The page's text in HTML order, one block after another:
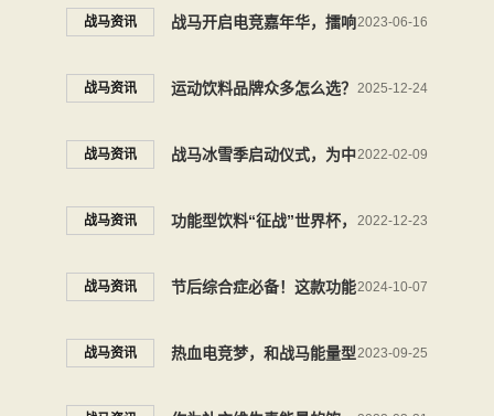
燃，展示能量饮料“中国名
战马资讯 战马开启电竞嘉年华，擂响
夏日第一声战鼓
2023-06-16
战马资讯 运动饮料品牌众多怎么选？
这罐运动饮料解锁冬日滑雪
2025-12-24
战马资讯 战马冰雪季启动仪式，为中
国冰雪发展延续希望的火种
2022-02-09
战马资讯 功能型饮料“征战”世界杯，
战马能量型维生素饮料为你
2022-12-23
战马资讯 节后综合症必备！这款功能
饮料试了就爱上
2024-10-07
战马资讯 热血电竞梦，和战马能量型
维生素饮料一起为荣耀而战
2023-09-25